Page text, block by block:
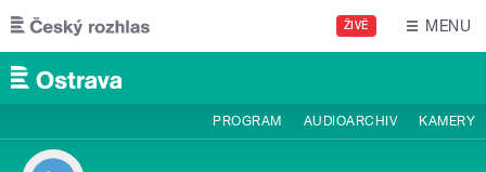
Přejít k hlavnímu obsahu
ŽIVĚ MENU
PROGRAM AUDIOARCHIV KAMERY